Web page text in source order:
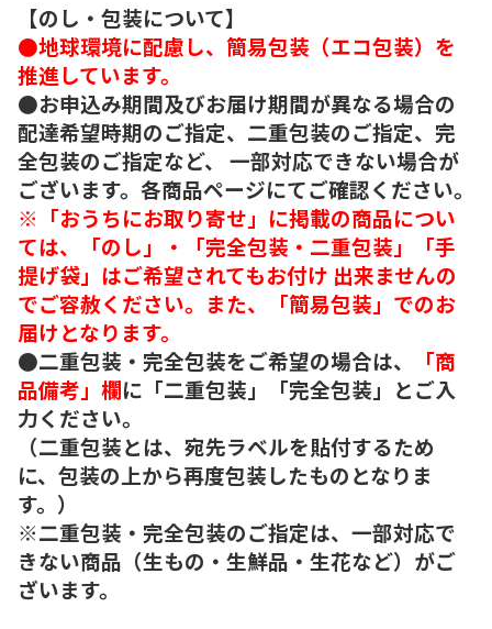
【のし・包装について】
●地球環境に配慮し、簡易包装（エコ包装）を
推進しています。
●お申込み期間及びお届け期間が異なる場合の
配達希望時期のご指定、二重包装のご指定、完
全包装のご指定など、 一部対応できない場合が
ございます。各商品ページにてご確認ください。
※「おうちにお取り寄せ」に掲載の商品につい
ては、「のし」・「完全包装・二重包装」「手
提げ袋」はご希望されてもお付け 出来ませんの
でご容赦ください。また、「簡易包装」でのお
届けとなります。
●二重包装・完全包装をご希望の場合は、
「商
品備考」欄に「二重包装」「完全包装」とご入
力ください。
（二重包装とは、宛先ラベルを貼付するため
に、包装の上から再度包装したものとなりま
す。）
※二重包装・完全包装のご指定は、一部対応で
きない商品（生もの・生鮮品・生花など）がご
ざいます。